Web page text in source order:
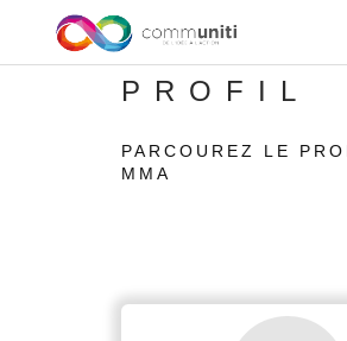
PROFIL
PARCOUREZ LE
MMA